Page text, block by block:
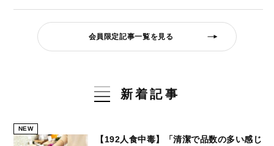
会員限定記事一覧を見る
新着記事
NEW
【192人食中毒】「清潔で品数の多い感じ